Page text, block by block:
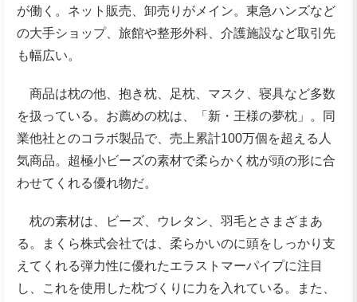
が働く。ネット販売、卸売りがメイン。東急ハンズなど
の大手ショップ、旅館や整形外科、介護施設など取引先
も幅広い。
商品は枕の他、抱き枕、足枕、マスク、寝具など多数
を扱っている。お薦めの枕は、「新・王様の夢枕」。同
業他社とのコラボ製品で、売上累計100万個を超える人
気商品。超極小ビーズの素材で柔らかく枕が頭の形に合
わせてくれる優れ物だ。
枕の素材は、ビーズ、ウレタン、羽毛とさまざまあ
る。まくら株式会社では、柔らかいのに頭をしっかり支
えてくれる弾力性に優れたエラストマーパイプに注目
し、これを使用した枕づくりに力を入れている。また、